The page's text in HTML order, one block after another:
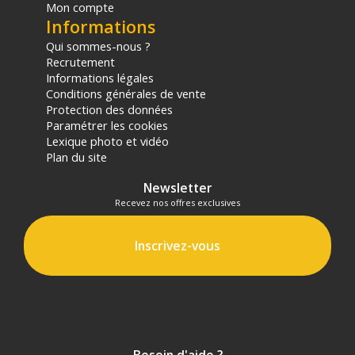
(1) Nombre de points Fidélité estimés, hors remises au panier, basé
sur le prix TTC en €, les points seront effectivement calculés dans le
panier.
Mon compte
Informations
Qui sommes-nous ?
Recrutement
Informations légales
Conditions générales de vente
Protection des données
Paramétrer les cookies
Lexique photo et vidéo
Plan du site
Newsletter
Recevez nos offres exclusives
Inscrivez-vous